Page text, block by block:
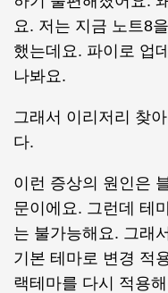
요. 저는 지금 노트8
했는데요. 파이로 업
나봐요.
그래서 이리저리 찾
다.
이런 증상의 원인은
문이에요. 그런데 테
는 불가능해요. 그래
기본 테마로 변경 적
랙테마를 다시 적용